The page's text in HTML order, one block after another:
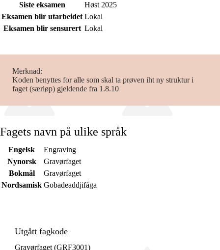
Siste eksamen
Høst 2025
Eksamen blir utarbeidet Lokal
Eksamen blir sensurert Lokal
Merknad
Koden benyttes for alle som skal ta prøven iht ny struktur i
faget (særløp) gjeldende fra 1.8.10
Fagets navn på ulike språk
Engelsk
Engraving
Nynorsk
Gravørfaget
Bokmål
Gravørfaget
Nordsamisk Gobadeaddjifága
Utgått fagkode
Gravørfaget (GRF3001)